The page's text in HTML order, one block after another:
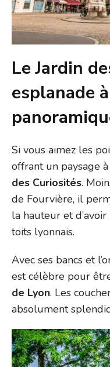
Le Jardin
esplanade
Si vous aimez les
offrant un paysage
des Curiosités.
de Fourvière, il
la hauteur et
toits lyonnais.
Avec ses bancs et
est célèbre pour
de Lyon. Les
absolument